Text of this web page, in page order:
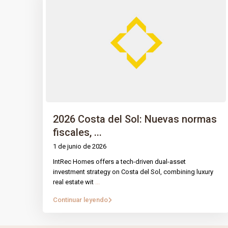
2026 Costa del Sol: Nuevas normas
fiscales, ...
1 de junio de 2026
IntRec Homes offers a tech-driven dual-asset
investment strategy on Costa del Sol, combining luxury
real estate wit ...
Continuar leyendo
IntRec Homesconecta el mundo
inmobiliario con el emprendimiento.
propiedades y startups, creando valor con
PÁGINAS